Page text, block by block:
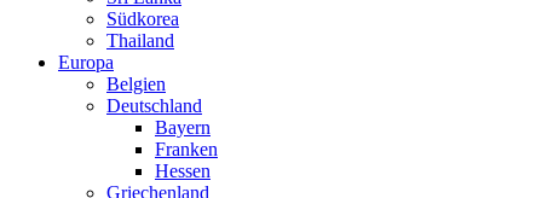
Südkorea
Thailand
Europa
Belgien
Deutschland
Bayern
Franken
Hessen
Griechenland